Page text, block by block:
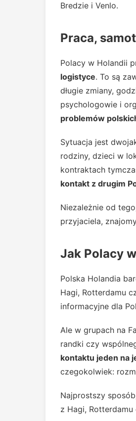
Bredzie i Venlo.
Praca,
Polacy w Holandii
logistyce. To są
długie zmiany,
psychologowie i
problemów
Sytuacja jest
rodziny, dzieci w
kontraktach
kontakt z drugim
Niezależnie od
przyjaciela,
Jak Polacy
Polska Holandia
Hagi, Rotterdamu
informacyjne dla
Ale w grupach na
randki czy
kontaktu jeden na
czegokolwiek:
Najprostszy
z Hagi, Rotterdamu